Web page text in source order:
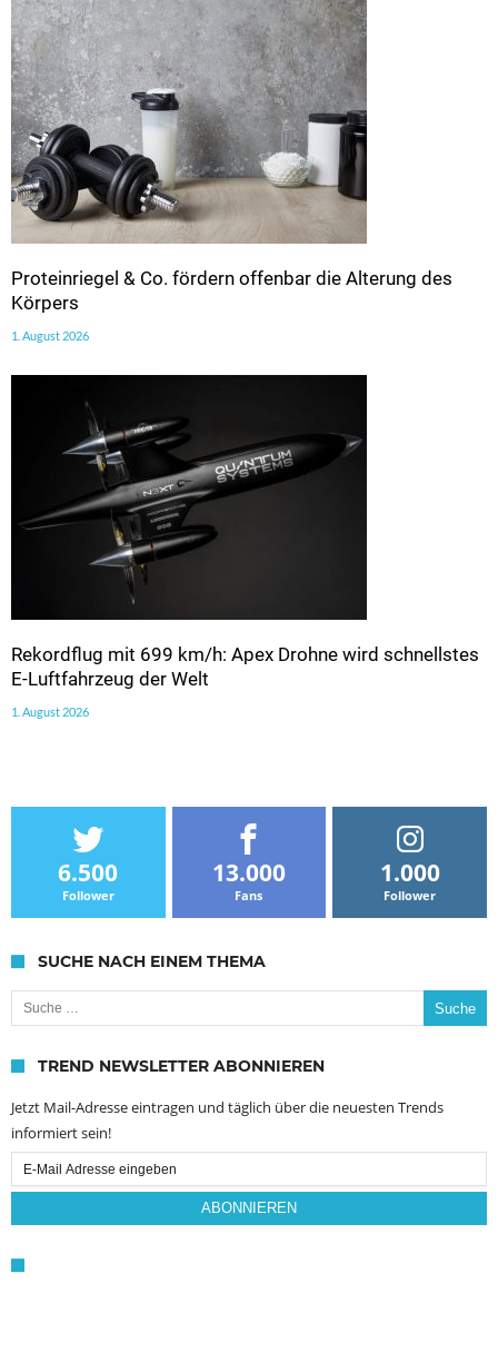
Proteinriegel & Co. fördern offenbar die Alterung des
Körpers
1. August 2026
Rekordflug mit 699 km/h: Apex Drohne wird schnellstes
E-Luftfahrzeug der Welt
1. August 2026
6.500
Follower
13.000
Fans
1.000
Follower
SUCHE NACH EINEM THEMA
Suche nach:
TREND NEWSLETTER ABONNIEREN
Jetzt Mail-Adresse eintragen und täglich über die neuesten Trends
informiert sein!
Email
Subscription
ABONNIEREN